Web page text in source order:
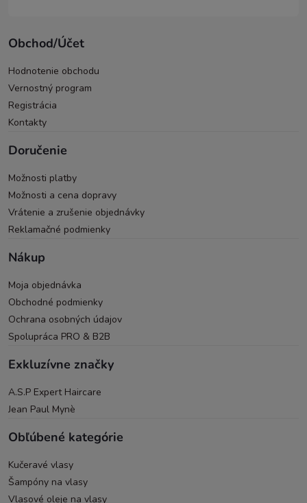
Obchod/Účet
Hodnotenie obchodu
Vernostný program
Registrácia
Kontakty
Doručenie
Možnosti platby
Možnosti a cena dopravy
Vrátenie a zrušenie objednávky
Reklamačné podmienky
Nákup
Moja objednávka
Obchodné podmienky
Ochrana osobných údajov
Spolupráca PRO & B2B
Exkluzívne značky
A.S.P Expert Haircare
Jean Paul Mynè
Obľúbené kategórie
Kučeravé vlasy
Šampóny na vlasy
Vlasové oleje na vlasy